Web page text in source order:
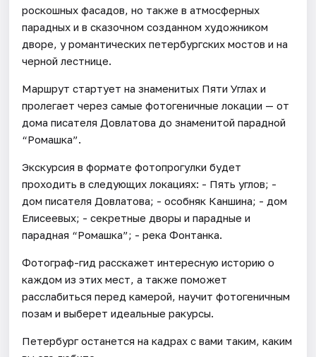
роскошных фасадов, но также в атмосферных
парадных и в сказочном созданном художником
дворе, у романтических петербургских мостов и на
черной лестнице.
Маршрут стартует на знаменитых Пяти Углах и
пролегает через самые фотогеничные локации — от
дома писателя Довлатова до знаменитой парадной
“Ромашка”.
Экскурсия в формате фотопрогулки будет
проходить в следующих локациях: - Пять углов; -
дом писателя Довлатова; - особняк Каншина; - дом
Елисеевых; - секретные дворы и парадные и
парадная “Ромашка”; - река Фонтанка.
Фотограф-гид расскажет интересную историю о
каждом из этих мест, а также поможет
расслабиться перед камерой, научит фотогеничным
позам и выберет идеальные ракурсы.
Петербург останется на кадрах с вами таким, каким